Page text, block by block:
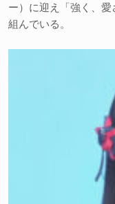
ー）に迎え「強く、
組んでいる。